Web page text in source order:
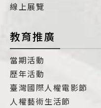
線上展覽
教育推廣
當期活動
歷年活動
臺灣國際人權電影節
人權藝術生活節